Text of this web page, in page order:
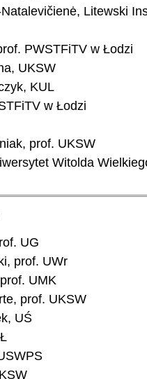
Litewski
PWSTFiTV w Łodzi
UKSW
KUL
w Łodzi
prof. UKSW
Witolda
UG
prof. UWr
UMK
prof. UKSW
UŚ